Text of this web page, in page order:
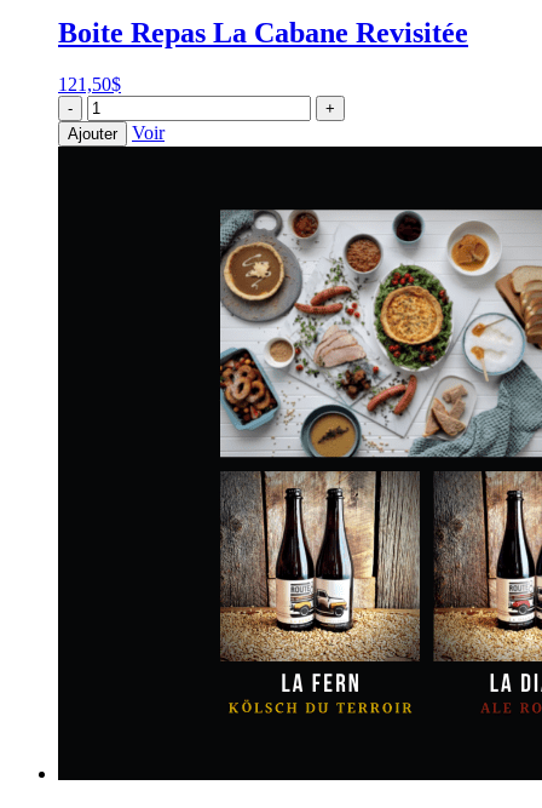
Boite Repas La Cabane Revisitée
121,50$
-
quantité
de
Boite
+
Ajouter
Voir